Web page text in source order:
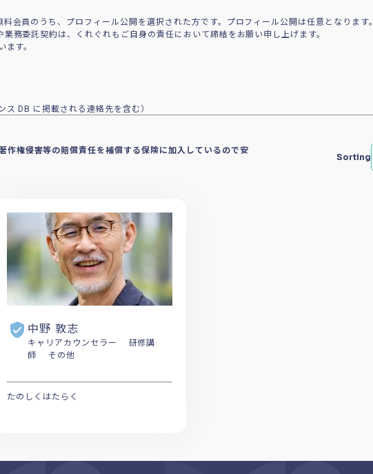
員のうち、プロフィール公開を選択された方です。プロフィール公開は任意となります。
委託契約は、くれぐれもご自身の責任において締結をお願い申し上げます。
す。
DB に掲載される連絡先を含む）
権侵害等の賠償責任を補償する保険に加入しているので安
Sorting
中野 敦志
キャリアカウンセラー 研修講
師 その他
たのしくはたらく